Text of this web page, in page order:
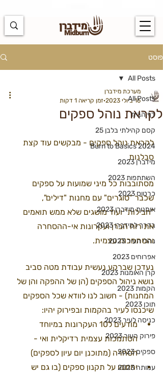
פוסט
All Posts
דף הבית
קסם קהילתי בלבן 25
Burn to Basics 2024
מידברן 2023
השתתפות 2023
כרטוס 2023
אומנות מידברן 2023
בדרך למידברן 2023
נהלי העיר 2023
אפרוחים 2023
קרן האומנות 2023
הקמות 2023
תוכן 2023
כניסה לעיר 2023
פירוק העיר 2023
ספקים 2023
עמותה 2023
All Posts
לקראת נוהל ספקים
מערכת מידברן
16 ביולי 2023
זמן קריאה 1 דקות
לקראת נוהל ספקים - מבקשים עוד קצת
סבלנות
מסתובבות כל מיני שמועות על ספקים
שכבר "סוגרים" עם מחנות "דילים",
"חבילות" ועוד מושגים שלא ממש תואמים
את רוח הברן ועקרונות אי-ההסחרה
והסתמכות עצמית.
נעדכן שברקע נעשית עבודת מטה סביב
נושא ניהול הספקים (הן של ההפקה והן של
המחנות) - חשוב לנו לוודא שכל הספקים
שיכנסו לעיר בהקמות ובפירוק יהיו:
מודעים ל10 העקרונות במיוחד
הסתמכות עצמית רדיקלית ואי -
הסחרה (מתוכנן יום עיון לספקים)
יחתמו על תקנון ספקים (בו גם יש